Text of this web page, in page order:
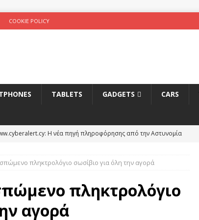
COOKIE POLICY
TABLETS GADGETS CARS
Η νέα πηγή πληροφόρησης από την Αστυνομία
Πάφου: Συνεργασία με Cyta για τη δημιουργία data center
Ανοίξτε και εσείς λογαριασμό και πάρτε €10 δώρο
πληκτρολόγιο σωσίβιο για όλη την αγορά
πληκτρολόγιο
αγορά